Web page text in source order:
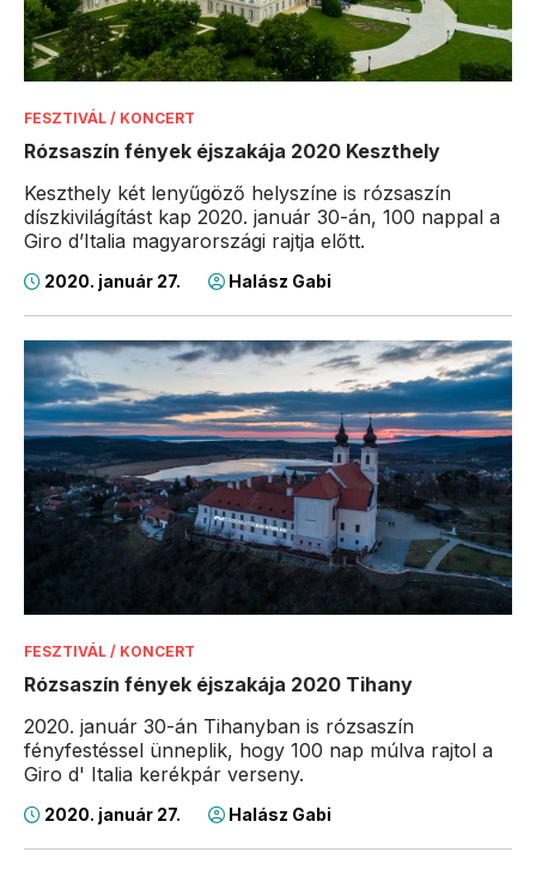
FESZTIVÁL / KONCERT
Rózsaszín fények éjszakája 2020 Keszthely
Keszthely két lenyűgöző helyszíne is rózsaszín
díszkivilágítást kap 2020. január 30-án, 100 nappal a
Giro d’Italia magyarországi rajtja előtt.
2020. január 27. Halász Gabi
FESZTIVÁL / KONCERT
Rózsaszín fények éjszakája 2020 Tihany
2020. január 30-án Tihanyban is rózsaszín
fényfestéssel ünneplik, hogy 100 nap múlva rajtol a
Giro d' Italia kerékpár verseny.
2020. január 27. Halász Gabi